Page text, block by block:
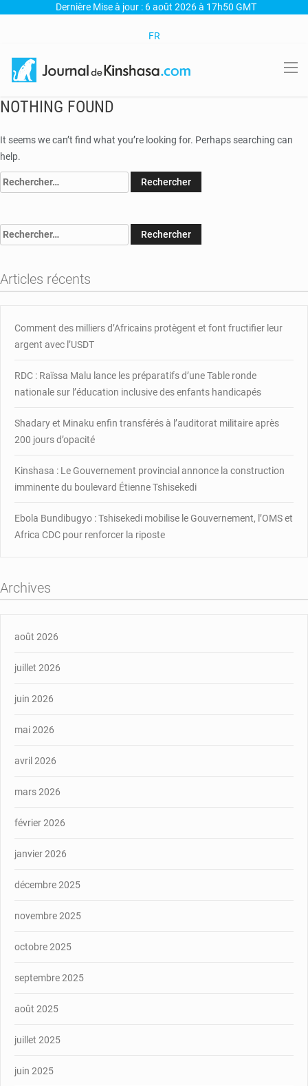
Dernière Mise à jour : 6 août 2026 à 17h50 GMT
FR
NOTHING FOUND
It seems we can’t find what you’re looking for. Perhaps searching can
help.
Rechercher :
Rechercher :
Articles récents
Comment des milliers d’Africains protègent et font fructifier leur
argent avec l’USDT
RDC : Raïssa Malu lance les préparatifs d’une Table ronde
nationale sur l’éducation inclusive des enfants handicapés
Shadary et Minaku enfin transférés à l’auditorat militaire après
200 jours d’opacité
Kinshasa : Le Gouvernement provincial annonce la construction
imminente du boulevard Étienne Tshisekedi
Ebola Bundibugyo : Tshisekedi mobilise le Gouvernement, l’OMS et
Africa CDC pour renforcer la riposte
Archives
août 2026
juillet 2026
juin 2026
mai 2026
avril 2026
mars 2026
février 2026
janvier 2026
décembre 2025
novembre 2025
octobre 2025
septembre 2025
août 2025
juillet 2025
juin 2025